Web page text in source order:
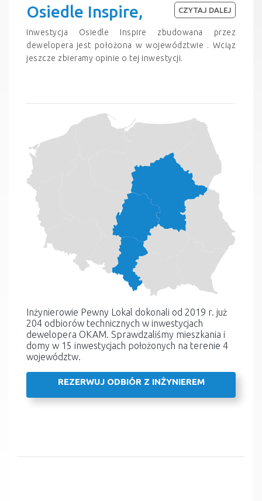
Osiedle Inspire,
Inwestycja Osiedle Inspire zbudowana przez
dewelopera jest położona w województwie . Wciąz
jeszcze zbieramy opinie o tej inwestycji.
CZYTAJ DALEJ
Inżynierowie Pewny Lokal dokonali od 2019 r. już
204 odbiorów technicznych w inwestycjach
dewelopera OKAM. Sprawdzaliśmy mieszkania i
domy w 15 inwestycjach położonych na terenie 4
województw.
REZERWUJ ODBIÓR Z INŻYNIEREM